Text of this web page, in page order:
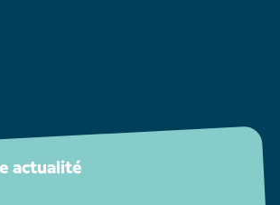
actualité